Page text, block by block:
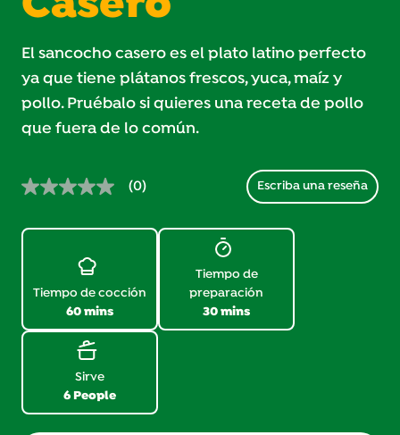
El sancocho casero es el plato latino perfecto
ya que tiene plátanos frescos, yuca, maíz y
pollo. Pruébalo si quieres una receta de pollo
que fuera de lo común.
Sin
(0) Escriba una reseña
60 mins
Tiempo de cocción
30 mins
Tiempo de
preparación
6 People
Sirve